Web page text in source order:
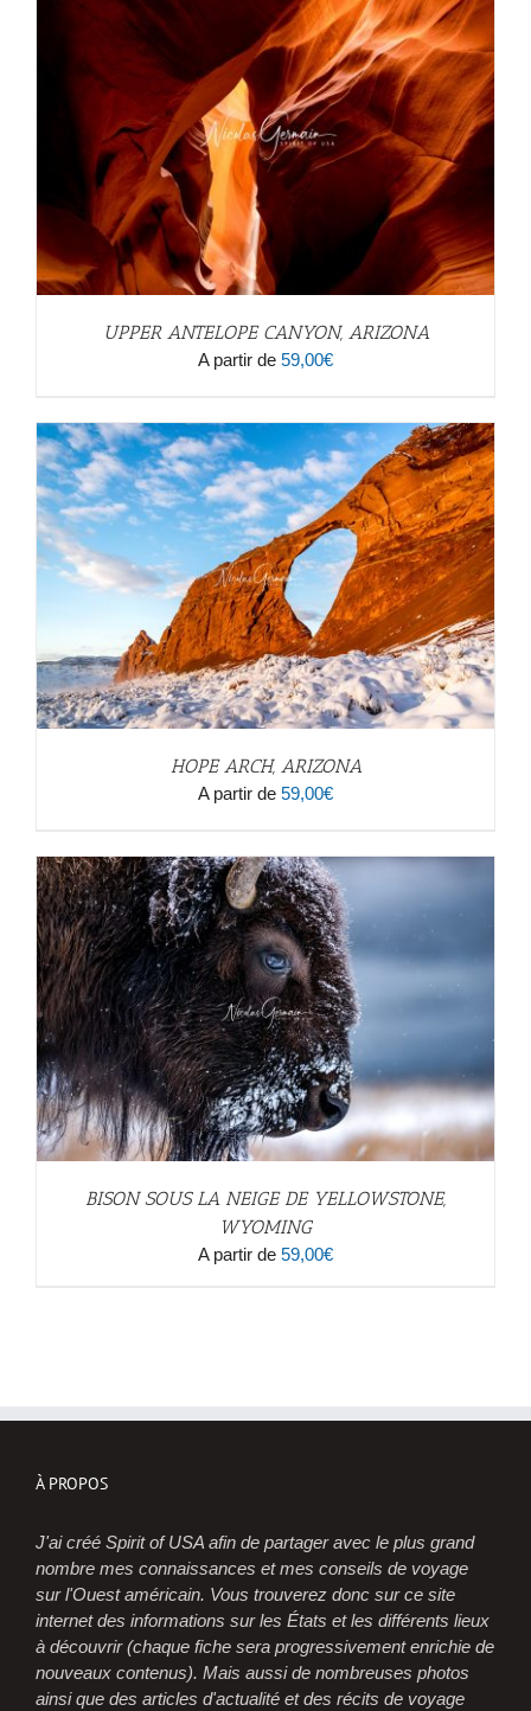
UPPER ANTELOPE CANYON, ARIZONA
A partir de 59,00€
HOPE ARCH, ARIZONA
A partir de 59,00€
BISON SOUS LA NEIGE DE YELLOWSTONE,
WYOMING
A partir de 59,00€
À PROPOS
J'ai créé Spirit of USA afin de partager avec le plus grand
nombre mes connaissances et mes conseils de voyage
sur l'Ouest américain. Vous trouverez donc sur ce site
internet des informations sur les États et les différents lieux
à découvrir (chaque fiche sera progressivement enrichie de
nouveaux contenus). Mais aussi de nombreuses photos
ainsi que des articles d'actualité et des récits de voyage